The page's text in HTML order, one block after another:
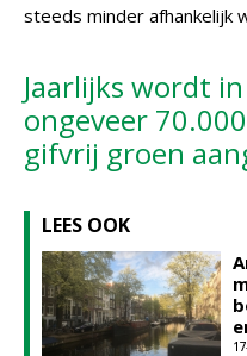
steeds minder afhankelijk
Jaarlijks wordt
ongeveer
gifvrij groen
LEES OOK